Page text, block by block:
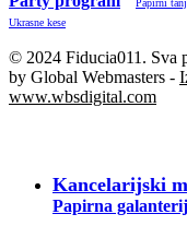
Ukrasne kese
© 2024 Fiducia011. Sva
by Global Webmasters -
www.wbsdigital.com
Kancelarijski
Papirna